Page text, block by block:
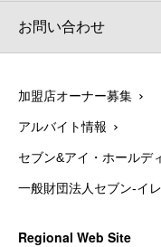
お問い合わせ
加盟店オーナー募集
アルバイト情報
セブン&アイ・ホールデ
一般財団法人セブン-イ
Regional Web Site